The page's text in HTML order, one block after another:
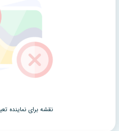
نقشه برای نماینده